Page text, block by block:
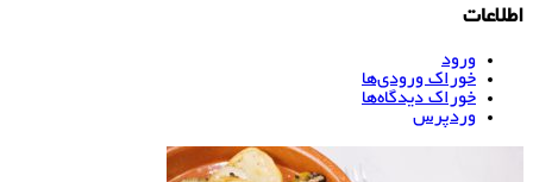
اطلاعات
ورود
خوراک ورودی‌ها
خوراک دیدگاه‌ها
وردپرس